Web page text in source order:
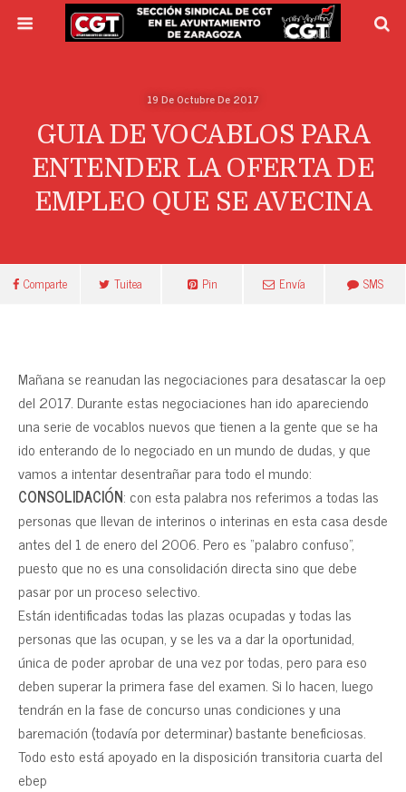
19 De Octubre De 2017
GUIA DE VOCABLOS PARA
ENTENDER LA OFERTA DE
EMPLEO QUE SE AVECINA
Comparte Tuitea Pin Envía SMS
Mañana se reanudan las negociaciones para desatascar la oep
del 2017. Durante estas negociaciones han ido apareciendo
una serie de vocablos nuevos que tienen a la gente que se ha
ido enterando de lo negociado en un mundo de dudas, y que
vamos a intentar desentrañar para todo el mundo:
CONSOLIDACIÓN: con esta palabra nos referimos a todas las
personas que llevan de interinos o interinas en esta casa desde
antes del 1 de enero del 2006. Pero es “palabro confuso”,
puesto que no es una consolidación directa sino que debe
pasar por un proceso selectivo.
Están identificadas todas las plazas ocupadas y todas las
personas que las ocupan, y se les va a dar la oportunidad,
única de poder aprobar de una vez por todas, pero para eso
deben superar la primera fase del examen. Si lo hacen, luego
tendrán en la fase de concurso unas condiciones y una
baremación (todavía por determinar) bastante beneficiosas.
Todo esto está apoyado en la disposición transitoria cuarta del
ebep